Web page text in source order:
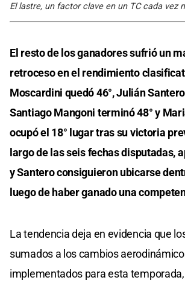
El lastre, un factor clave en un TC cada vez
El resto de los ganadores sufrió un
retroceso en el rendimiento
Moscardini quedó 46°, Julián
Santiago Mangoni terminó 48° y
ocupó el 18° lugar tras su victoria
largo de las seis fechas disputadas,
y Santero consiguieron ubicarse
luego de haber ganado una
La tendencia deja en evidencia que
sumados a los cambios
implementados para esta